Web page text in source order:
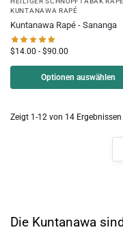
KUNTANAWA RAPÉ
Kuntanawa Rapé - Sananga
$14.00 - $90.00
Optionen auswählen
Zeigt 1-12 von 14 Ergebnissen
Die Kuntanawa